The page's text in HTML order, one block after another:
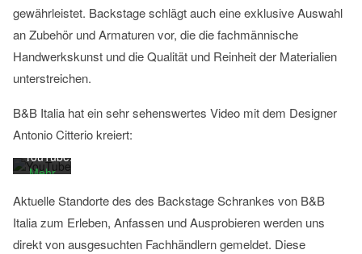
gewährleistet. Backstage schlägt auch eine exklusive Auswahl
an Zubehör und Armaturen vor, die die fachmännische
Handwerkskunst und die Qualität und Reinheit der Materialien
unterstreichen.
B&B Italia hat ein sehr sehenswertes Video mit dem Designer
Antonio Citterio kreiert:
Mit
dem
Laden
des
Videos
Sie die
von
YouTube.
Mehr
Video
Aktuelle Standorte des des Backstage Schrankes von B&B
Italia zum Erleben, Anfassen und Ausprobieren werden uns
direkt von ausgesuchten Fachhändlern gemeldet. Diese